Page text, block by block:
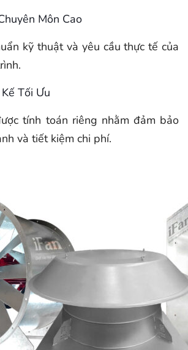
Môn Cao
kỹ thuật và yêu cầu thực tế của
Tối Ưu
tính toán riêng nhằm đảm bảo
và tiết kiệm chi phí.